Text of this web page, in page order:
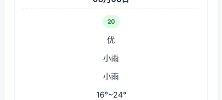
20
优
小雨
小雨
16°~24°